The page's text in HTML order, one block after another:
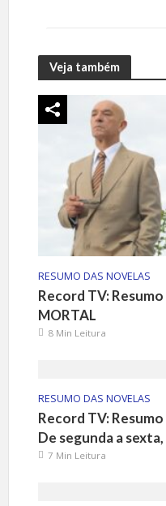
Veja também
RESUMO DAS NOVELAS
Record TV:
MORTAL
8 Min Leitura
RESUMO DAS NOVELAS
Record TV: Resumo
De segunda a sexta,
7 Min Leitura